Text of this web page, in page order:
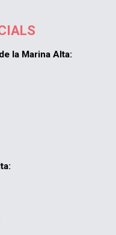
la Marina Alta: